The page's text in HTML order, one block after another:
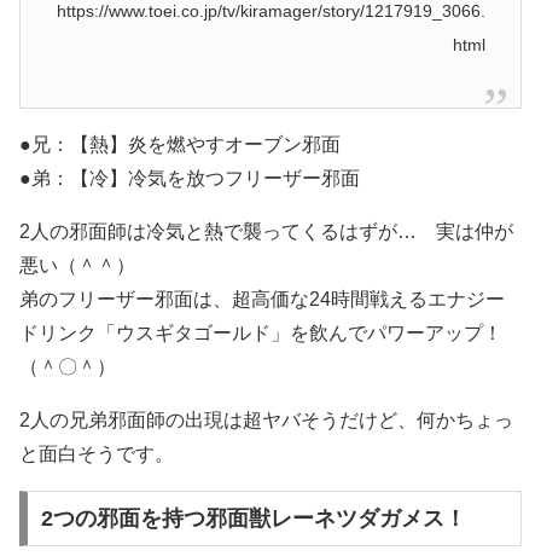
https://www.toei.co.jp/tv/kiramager/story/1217919_3066.
html
●兄：【熱】炎を燃やすオーブン邪面
●弟：【冷】冷気を放つフリーザー邪面
2人の邪面師は冷気と熱で襲ってくるはずが… 実は仲が
悪い（＾＾）
弟のフリーザー邪面は、超高価な24時間戦えるエナジー
ドリンク「ウスギタゴールド」を飲んでパワーアップ！
（＾〇＾）
2人の兄弟邪面師の出現は超ヤバそうだけど、何かちょっ
と面白そうです。
2つの邪面を持つ邪面獣レーネツダガメス！